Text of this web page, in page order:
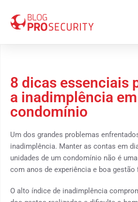
8 dicas essenciais
a inadimplência
condomínio
Um dos grandes problemas
inadimplência. Manter as contas em
unidades de um condomínio não é
com anos de experiência e boa gestão
O alto índice de inadimplência